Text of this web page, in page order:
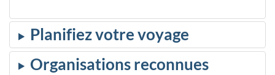
Planifiez votre voyage
Organisations reconnues